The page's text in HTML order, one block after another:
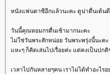
หนังแฟนตาซีอีกแล้วนะคะ ดูน่าตื่นเต้นดี
วันนี้คุณหอมกรตื่นเช้ามากนะคะ
ไม่ใช่วันพระสักหน่อย วันพระพรุ่งนี้นะคะ
หะๆ ก็คิดเล่นไปเรื่อยค่ะ แต่คงเป็นปก
เวลาไปกันหลายๆคน เราไม่ได้ทำอะไร